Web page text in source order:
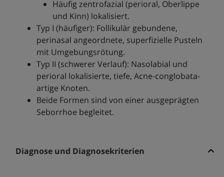
Häufig zentrofazial (perioral, Oberlippe
und Kinn) lokalisiert.
Typ I (häufiger): Follikulär gebundene,
perinasal angeordnete, superfizielle Pusteln
mit Umgebungsrötung.
Typ II (schwerer Verlauf): Nasolabial und
perioral lokalisierte, tiefe, Acne-conglobata-
artige Knoten.
Beide Formen sind von einer ausgeprägten
Seborrhoe begleitet.
Diagnose und Diagnosekriterien